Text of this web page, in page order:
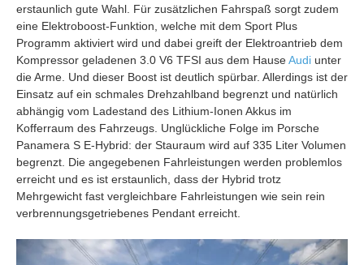
erstaunlich gute Wahl. Für zusätzlichen Fahrspaß sorgt zudem
eine Elektroboost-Funktion, welche mit dem Sport Plus
Programm aktiviert wird und dabei greift der Elektroantrieb dem
Kompressor geladenen 3.0 V6 TFSI aus dem HauseAudi unter
die Arme. Und dieser Boost ist deutlich spürbar. Allerdings ist der
Einsatz auf ein schmales Drehzahlband begrenzt und natürlich
abhängig vom Ladestand des Lithium-Ionen Akkus im
Kofferraum des Fahrzeugs. Unglückliche Folge im Porsche
Panamera S E-Hybrid: der Stauraum wird auf 335 Liter Volumen
begrenzt. Die angegebenen Fahrleistungen werden problemlos
erreicht und es ist erstaunlich, dass der Hybrid trotz
Mehrgewicht fast vergleichbare Fahrleistungen wie sein rein
verbrennungsgetriebenes Pendant erreicht.